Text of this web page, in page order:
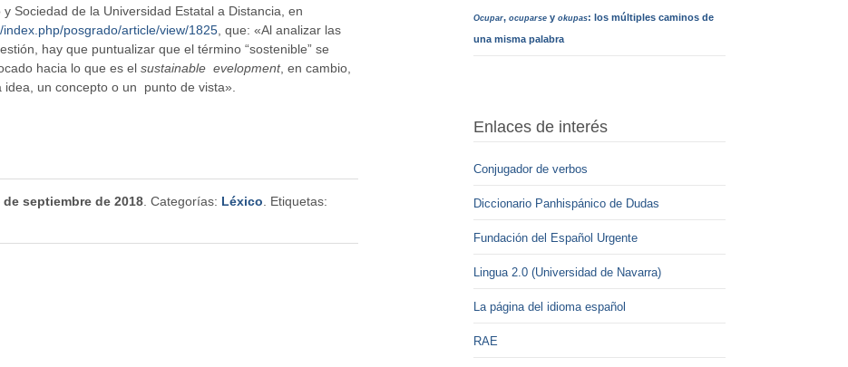
Sociedad de la Universidad Estatal a Distancia, en
posgrado/article/view/1825, que: «Al analizar las
hay que puntualizar que el término “sostenible” se
hacia lo que es el sustainable evelopment, en cambio,
idea, un concepto o un punto de vista».
de septiembre de 2018. Categorías: Léxico . Etiquetas:
Ocupar, ocuparsey okupas: los múltiples caminos de
una misma palabra
Enlaces de interés
Conjugador de verbos
Diccionario Panhispánico de Dudas
Fundación del Español Urgente
Lingua 2.0 (Universidad de Navarra)
La página del idioma español
RAE